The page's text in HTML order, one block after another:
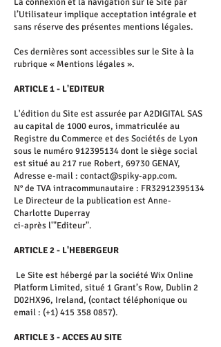
l’Utilisateur implique acceptation intégrale et
sans réserve des présentes mentions légales.
Ces dernières sont accessibles sur le Site à la
rubrique « Mentions légales ».
ARTICLE 1 - L'EDITEUR
L'édition du Site est assurée par A2DIGITAL SAS
au capital de 1000 euros, immatriculée au
Registre du Commerce et des Sociétés de Lyon
sous le numéro912395134dont le siège social
est situé au 217 rue Robert, 69730 GENAY,
Adresse e-mail : contact@spiky-app.com.
N° de TVA intracommunautaire : FR32912395134
Le Directeur de la publication est Anne-
Charlotte Duperray
ci-après l'"Editeur".
ARTICLE 2 - L'HEBERGEUR
Le Site est hébergé par la société Wix Online
Platform Limited, situé 1 Grant’s Row, Dublin 2
D02HX96, Ireland, (contact téléphonique ou
email : (+1)415 358 0857).
ARTICLE 3 - ACCES AU SITE